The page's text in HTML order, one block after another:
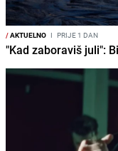
/AKTUELNO I PRIJE 1 DAN
"Kad zaboraviš juli":